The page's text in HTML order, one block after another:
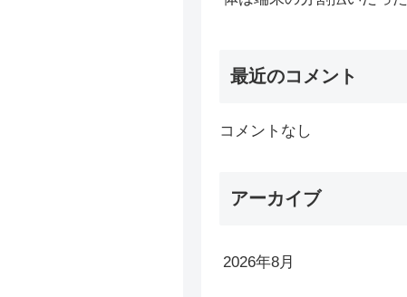
最近のコメント
コメントなし
アーカイブ
2026年8月